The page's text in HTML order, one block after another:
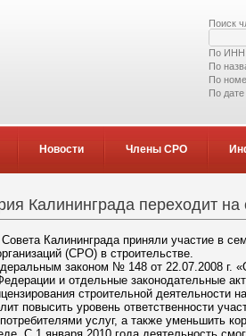
Поиск
По ИНН:
По
По
По
Новости Члены СРО
Калининграда переходит
Калининграда приняли участие в
(СРО) в строительстве.
законом № 148 от 22.07.2008 г.
и отдельные законодательные
строительной деятельности
повысить уровень ответственности
услуг, а также уменьшить